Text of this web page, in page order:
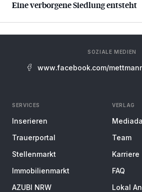
Eine verborgene Siedlung entsteht
SOZIALE MEDIEN
www.facebook.com/
SERVICES
Inserieren
Trauerportal
Stellenmarkt
Immobilienmarkt
AZUBI NRW
VERLAG
Team
Karriere
FAQ
Lokal